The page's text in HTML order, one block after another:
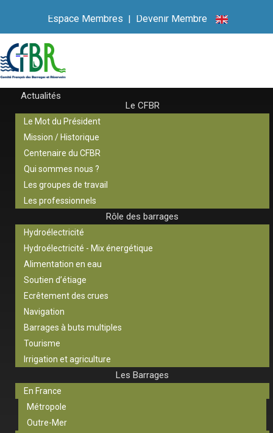
Espace Membres | Devenir Membre
Actualités
Le CFBR
Le Mot du Président
Mission / Historique
Centenaire du CFBR
Qui sommes nous ?
Les groupes de travail
Les professionnels
Rôle des barrages
Hydroélectricité
Hydroélectricité - Mix énergétique
Alimentation en eau
Soutien d’étiage
Ecrêtement des crues
Navigation
Barrages à buts multiples
Tourisme
Irrigation et agriculture
Les Barrages
En France
Métropole
Outre-Mer